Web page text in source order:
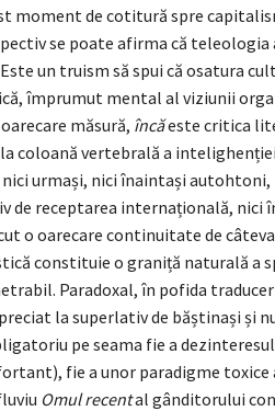
moment de cotitură spre
se poate afirma că teleologia
Este un truism să spui că osatura
împrumut mental al viziunii
măsură, încăeste critica
coloană vertebrală a
nici urmași, nici înaintași
de receptarea internațională, nici
o oarecare continuitate de
constituie o graniță naturală a
Paradoxal, în pofida
la superlativ de băștinași și
pe seama fie a
fie a unor paradigme toxice
Omul recental gânditorului